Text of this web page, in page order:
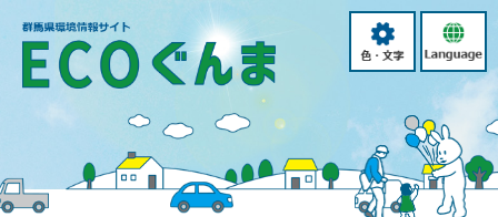
て
色・
文
language